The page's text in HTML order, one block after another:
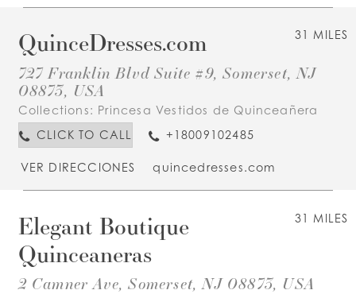
31 MILES
QuinceDresses.com
727 Franklin Blvd Suite #9, Somerset, NJ
08873, USA
Collections: Princesa Vestidos de Quinceañera
CLICK TO CALL
+18009102485
VER DIRECCIONES quincedresses.com
31 MILES
Elegant Boutique
Quinceaneras
2 Camner Ave, Somerset, NJ 08873, USA